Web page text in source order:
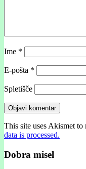
Ime *
E-pošta *
Spletišče
This site uses Akismet to
data is processed.
Dobra misel